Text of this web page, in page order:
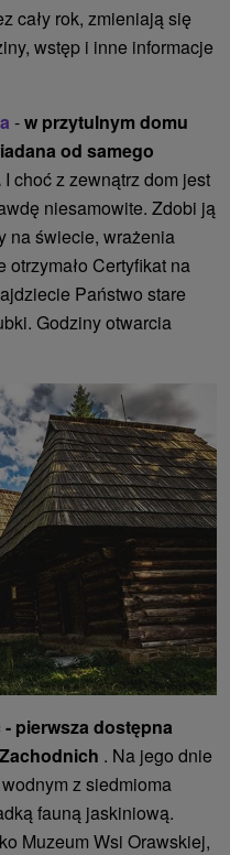
cały rok, zmieniają się
wstęp i inne informacje
-w przytulnym domu
od samego
I choć z zewnątrz dom jest
niesamowite. Zdobi ją
na świecie, wrażenia
otrzymało Certyfikat na
Państwo stare
Godziny otwarcia
- pierwsza dostępna
. Na jego dnie
z siedmioma
fauną jaskiniową.
Muzeum Wsi Orawskiej,